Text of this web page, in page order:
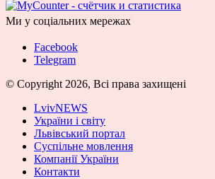
Ми у соціальних мережах
Facebook
Telegram
© Copyright 2026, Всі права захищені
LvivNEWS
України і світу
Львівський портал
Суспільне мовлення
Компанії України
Контакти